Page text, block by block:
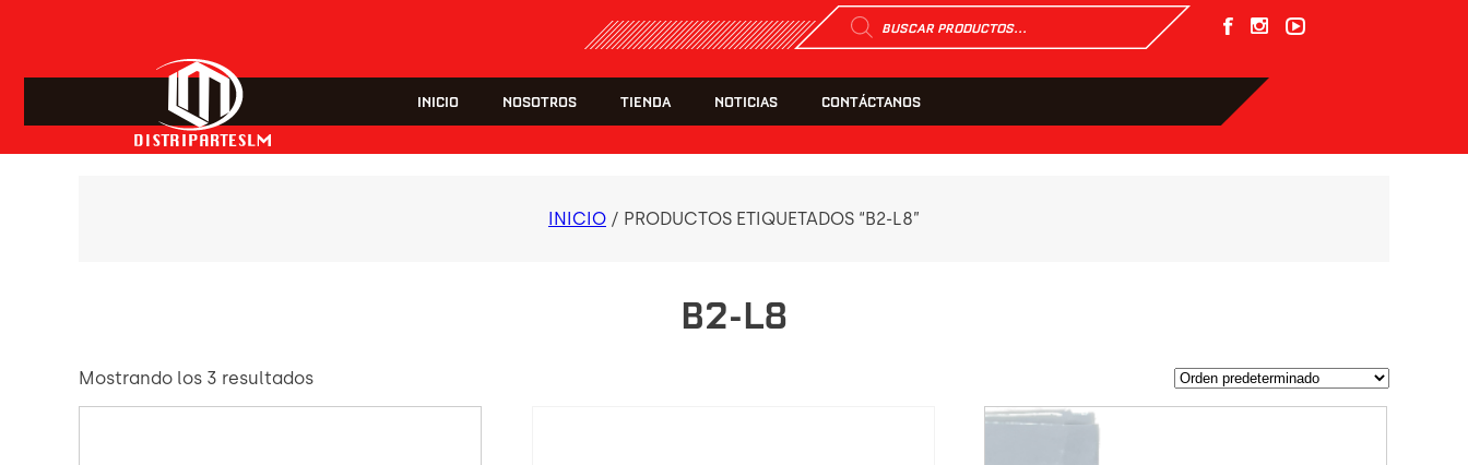
Búsqueda
de
productos
INICIO NOSOTROS TIENDA NOTICIAS CONTÁCTANOS
INICIO / PRODUCTOS ETIQUETADOS “B2-L8”
B2-L8
Mostrando los 3 resultados